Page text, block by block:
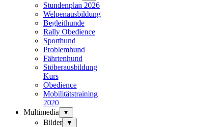
Stundenplan 2026
Welpenausbildung
Begleithunde
Rally Obedience
Sporthund
Problemhund
Fährtenhund
Stöberausbildung
Kurs
Obedience
Mobilitätstraining
2020
Multimedia
▼
Bilder ▼